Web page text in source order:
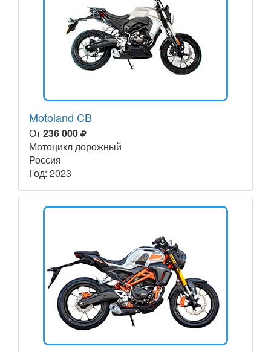
Motoland CB
От236 000
Мотоцикл дорожный
Россия
Год: 2023